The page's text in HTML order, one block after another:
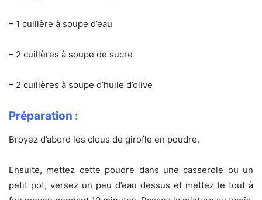
– 1 cuillère à soupe d’eau
– 2 cuillères à soupe de sucre
– 2 cuillères à soupe d’huile d’olive
Préparation :
Broyez d’abord les clous de girofle en poudre.
Ensuite, mettez cette poudre dans une casserole ou un
petit pot, versez un peu d’eau dessus et mettez le tout à